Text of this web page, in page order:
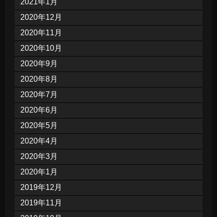
2021年1月
2020年12月
2020年11月
2020年10月
2020年9月
2020年8月
2020年7月
2020年6月
2020年5月
2020年4月
2020年3月
2020年1月
2019年12月
2019年11月